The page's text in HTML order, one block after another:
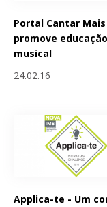
Portal Cantar Mais
promove educação
musical
24.02.16
Applica-te - Um